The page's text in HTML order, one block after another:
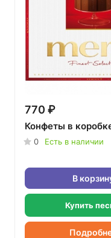
770 ₽
Конфеты в
0 Есть в наличии
В
Купить